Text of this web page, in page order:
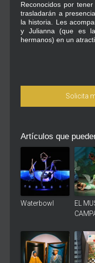
Reconocidos por
trasladarán a
la historia. Les
y Julianna (que es
hermanos) en un
Solicita
Artículos que
Waterbowl
EL